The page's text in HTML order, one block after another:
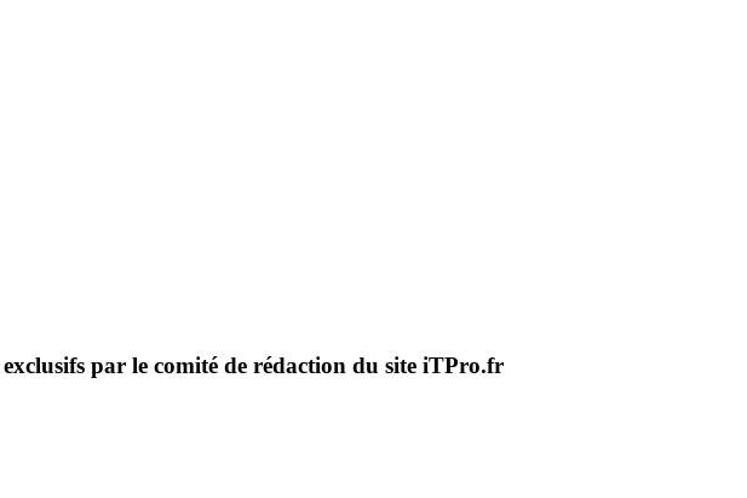
par le comité de rédaction du site iTPro.fr